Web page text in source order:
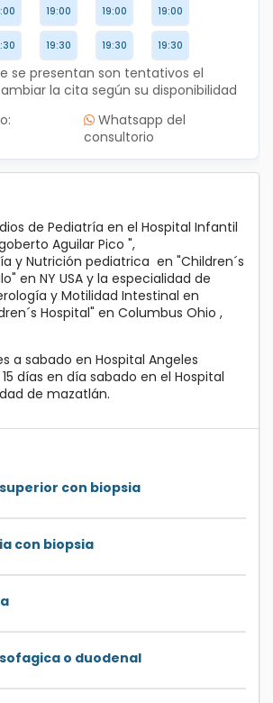
19:00
19:30
19:00
19:30
19:00
19:30
se presentan son tentativos el
la cita según su disponibilidad
Whatsapp del
consultorio
de Pediatría en el Hospital Infantil
Aguilar Pico ",
y Nutrición pediatrica en "Children´s
en NY USA y la especialidad de
y Motilidad Intestinal en
Hospital" en Columbus Ohio ,
a sabado en Hospital Angeles
días en día sabado en el Hospital
de mazatlán.
con biopsia
con biopsia
o duodenal